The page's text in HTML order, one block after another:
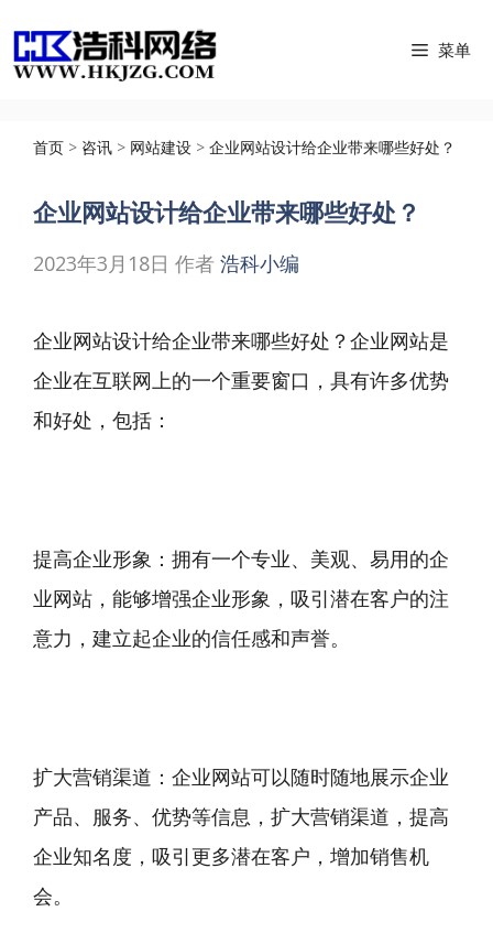
至
菜单
首页 > 咨讯 > 网站建设 > 企业网站设计给企业带来哪些好处？
企业网站设计给企业带来哪些好处？
2023年3月18日 作者 浩科小编
企业网站设计给企业带来哪些好处？企业网站是
企业在互联网上的一个重要窗口，具有许多优势
和好处，包括：
提高企业形象：拥有一个专业、美观、易用的企
业网站，能够增强企业形象，吸引潜在客户的注
意力，建立起企业的信任感和声誉。
扩大营销渠道：企业网站可以随时随地展示企业
产品、服务、优势等信息，扩大营销渠道，提高
企业知名度，吸引更多潜在客户，增加销售机
会。